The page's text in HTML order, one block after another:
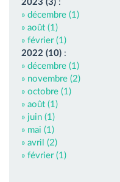
2023 (3) :
» décembre (1)
» août (1)
» février (1)
2022 (10) :
» décembre (1)
» novembre (2)
» octobre (1)
» août (1)
» juin (1)
» mai (1)
» avril (2)
» février (1)